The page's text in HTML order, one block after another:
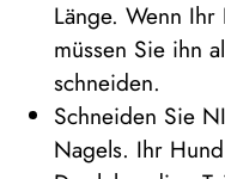
Länge. Wenn
müssen Sie ihn
schneiden.
Schneiden Sie
Nagels. Ihr